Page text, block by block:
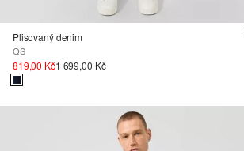
Plisovaný denim
QS
819,00 Kč1 699,00 Kč